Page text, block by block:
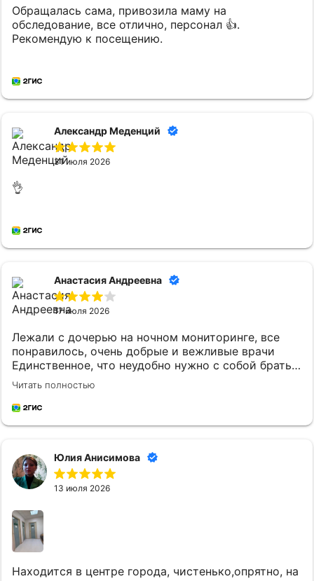
Обращалась сама, привозила маму на
обследование, все отлично, персонал 👍.
Рекомендую к посещению.
Александр Меденций
31 июля 2026
👌
Анастасия Андреевна
17 июля 2026
Лежали с дочерью на ночном мониторинге, все
понравилось, очень добрые и вежливые врачи
Единственное, что неудобно нужно с собой брать
постельное белье и маленькому ребенку
кипяченую воду
Читать полностью
Юлия Анисимова
13 июля 2026
Находится в центре города, чистенько,опрятно, на